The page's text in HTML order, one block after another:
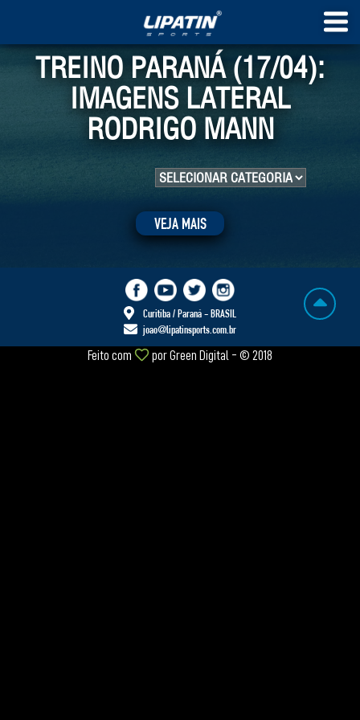
TREINO PARANÁ (17/04):
IMAGENS LATERAL
RODRIGO MANN
VEJA MAIS
Curitiba / Paraná - BRASIL
joao@lipatinsports.com.br
Feito com porGreen Digital - © 2018